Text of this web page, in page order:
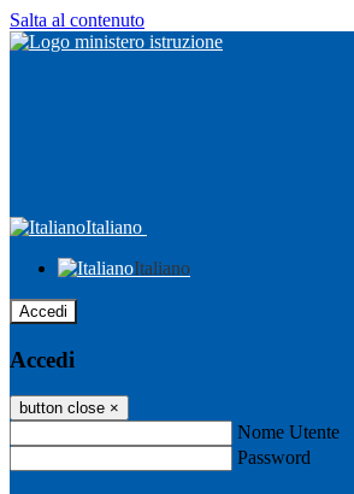
Salta al contenuto
Italiano
Italiano
Accedi
Accedi
button close ×
Nome Utente
Password